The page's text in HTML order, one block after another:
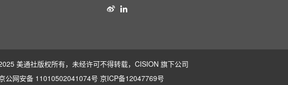
美通社版权所有，未经许可不得转载，CISION 旗下公司
公网安备 11010502041074号 京ICP备12047769号